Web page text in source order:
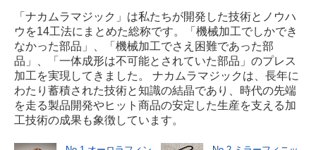
加工仕様表
カタログ申し込み
課題解決事例
サステナビリティ
品質への取り組み
「ナカムラマジック」は私たちが開発した技術とノウハ
ウを14工法にまとめた総称です。「機械加工でしかでき
なかった部品」、「機械加工でさえ困難であった部
品」、「一体成形は不可能とされていた部品」のプレス
加工を実現してきました。 ナカムラマジックは、長年に
わたり蓄積された技術と知識の結晶であり、時代の先端
を走る製品開発やヒット商品の安定した生産を支える加
工技術の成果も象徴しています。